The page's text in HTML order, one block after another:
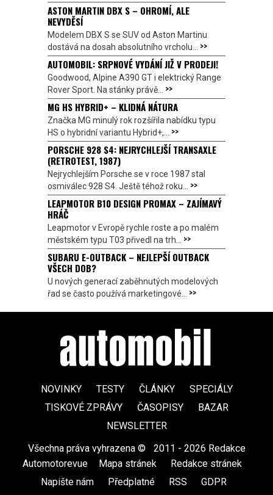
ASTON MARTIN DBX S – OHROMÍ, ALE
NEVYDĚSÍ
Modelem DBX S se SUV od Aston Martinu
dostává na dosah absolutního vrcholu... >>
AUTOMOBIL: SRPNOVÉ VYDÁNÍ JIŽ V PRODEJI!
Goodwood, Alpine A390 GT i elektrický Range
Rover Sport. Na stánky právě... >>
MG HS HYBRID+ – KLIDNÁ NÁTURA
Značka MG minulý rok rozšířila nabídku typu
HS o hybridní variantu Hybrid+,... >>
PORSCHE 928 S4: NEJRYCHLEJŠÍ TRANSAXLE
(RETROTEST, 1987)
Nejrychlejším Porsche se v roce 1987 stal
osmiválec 928 S4. Ještě téhož roku... >>
LEAPMOTOR B10 DESIGN PROMAX – ZAJÍMAVÝ
HRÁČ
Leapmotor v Evropě rychle roste a po malém
městském typu T03 přivedl na trh... >>
SUBARU E-OUTBACK – NEJLEPŠÍ OUTBACK
VŠECH DOB?
U nových generací zaběhnutých modelových
řad se často používá marketingové... >>
NOVINKY TESTY ČLÁNKY
SPECIÁLY
TISKOVÉ ZPRÁVY
ČASOPISY
BAZAR
NEWSLETTER
Všechna práva vyhrazena ©
2011 - 2026 Redakce
Automotorevue
Mapa stránek Redakce stránek
Napište nám
Předplatné RSS GDPR